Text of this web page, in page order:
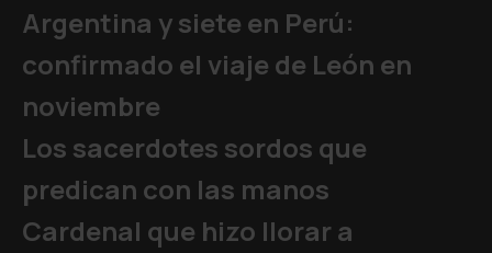
Argentina y siete en Perú:
confirmado el viaje de León en
noviembre
Los sacerdotes sordos que
predican con las manos
Cardenal que hizo llorar a